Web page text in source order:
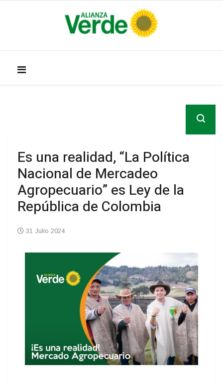
Es una realidad, “La Política
Nacional de Mercadeo
Agropecuario” es Ley de la
República de Colombia
31 Julio 2024